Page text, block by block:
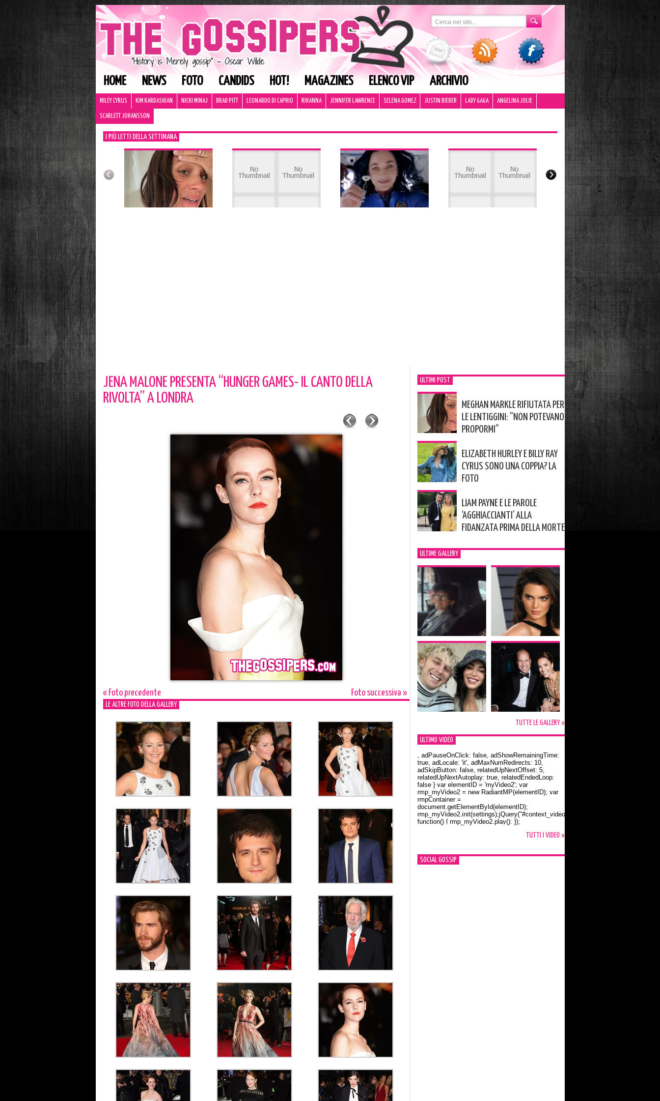
HOME NEWS FOTO CANDIDS HOT! MAGAZINES ELENCO VIP ARCHIVIO
MILEY CYRUS KIM KARDASHIAN NICKI MINAJ BRAD PITT LEONARDO DI CAPRIO RIHANNA JENNIFER LAWRENCE SELENA GOMEZ JUSTIN BIEBER LADY GAGA ANGELINA JOLIE
SCARLETT JOHANSSON
I PIÙ LETTI DELLA SETTIMANA
JENA MALONE PRESENTA “HUNGER GAMES- IL CANTO DELLA
RIVOLTA” A LONDRA
« Foto precedente Foto successiva »
LE ALTRE FOTO DELLA GALLERY
ULTIMI POST
MEGHAN MARKLE RIFIUTATA PER
LE LENTIGGINI: ”NON POTEVANO
PROPORMI”
ELIZABETH HURLEY E BILLY RAY
CYRUS SONO UNA COPPIA? LA
FOTO
LIAM PAYNE E LE PAROLE
‘AGGHIACCIANTI’ ALLA
FIDANZATA PRIMA DELLA MORTE
ULTIME GALLERY
TUTTE LE GALLERY »
ULTIMO VIDEO
Orlando Bloom e la t-shirt dedicata a Flynn
, adPauseOnClick: false, adShowRemainingTime:
true, adLocale: 'it', adMaxNumRedirects: 10,
adSkipButton: false, relatedUpNextOffset: 5,
relatedUpNextAutoplay: true, relatedEndedLoop:
false } var elementID = 'myVideo2'; var
rmp_myVideo2 = new RadiantMP(elementID); var
rmpContainer =
document.getElementById(elementID);
rmp_myVideo2.init(settings);jQuery("#context_video2").one("mouseover",
function() { rmp_myVideo2.play(); });
TUTTI I VIDEO »
SOCIAL GOSSIP